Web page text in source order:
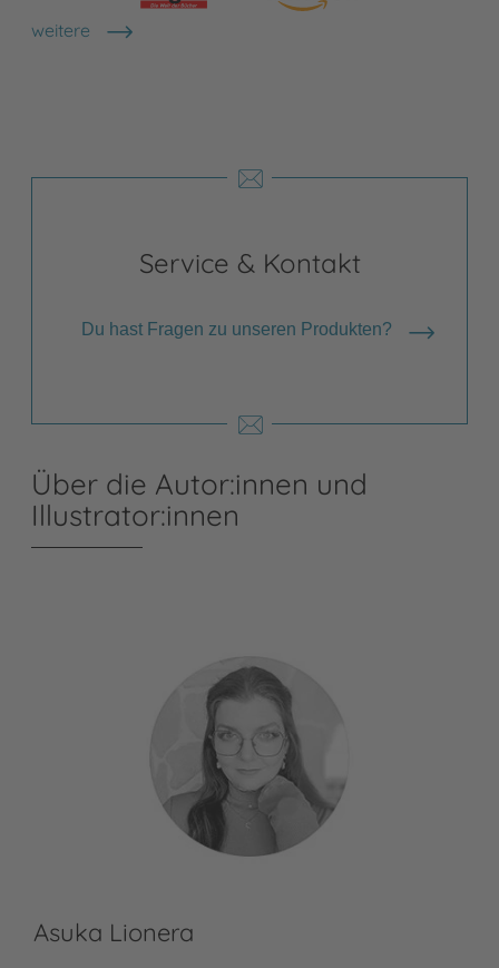
weitere
Shops anzeigen
Service & Kontakt
Du hast Fragen zu unseren Produkten?
Über die Autor:innen und
Illustrator:innen
Asuka Lionera